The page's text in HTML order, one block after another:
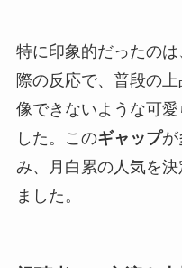
特に印象的だったの
際の反応で、普段の
像できないような可
した。このギャップが
み、月白累の人気を
ました。